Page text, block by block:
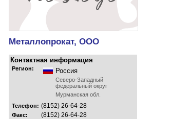
Металлопрокат, ООО
Контактная информация
Регион: Россия
Северо-Западный
федеральный округ
Мурманская обл.
Телефон: (8152) 26-64-28
Факс: (8152) 26-64-28